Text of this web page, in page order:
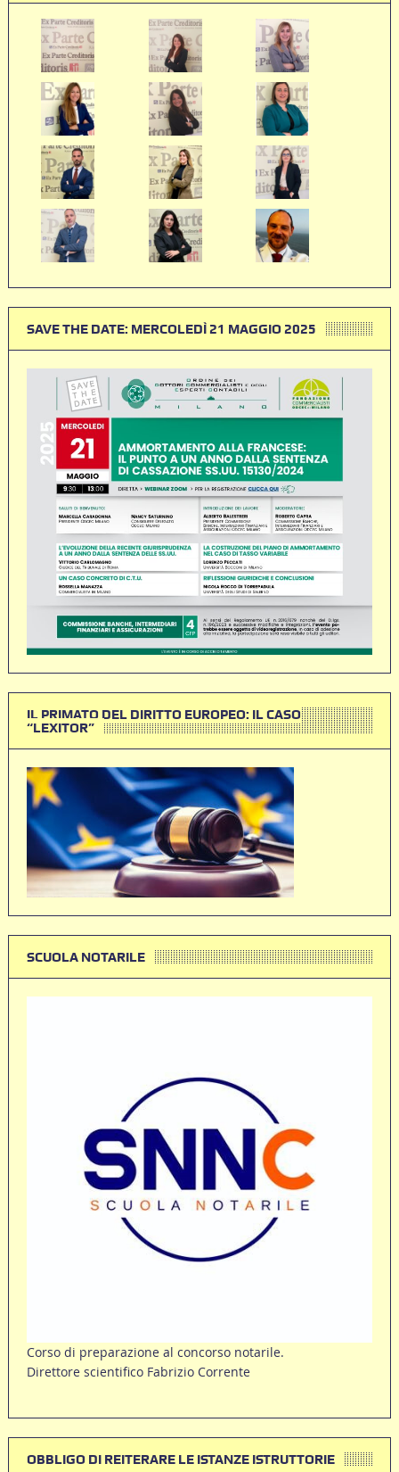
SAVE THE DATE: MERCOLEDÌ 21 MAGGIO 2025
IL PRIMATO DEL DIRITTO EUROPEO: IL CASO
“LEXITOR”
SCUOLA NOTARILE
Corso di preparazione al concorso notarile.
Direttore scientifico Fabrizio Corrente
OBBLIGO DI REITERARE LE ISTANZE ISTRUTTORIE